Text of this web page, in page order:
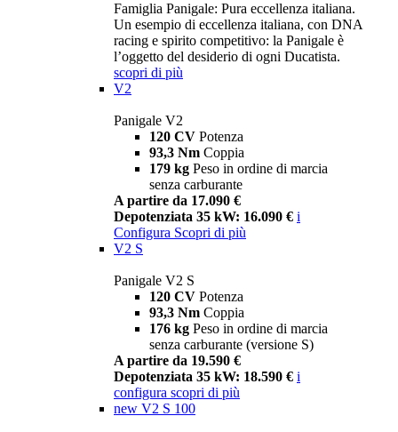
Famiglia Panigale: Pura eccellenza italiana.
Un esempio di eccellenza italiana, con DNA
racing e spirito competitivo: la Panigale è
l’oggetto del desiderio di ogni Ducatista.
scopri di più
V2
Panigale V2
120 CV Potenza
93,3 Nm Coppia
179 kg Peso in ordine di marcia
senza carburante
A partire da 17.090 €
Depotenziata 35 kW: 16.090 € i
Configura Scopri di più
V2 S
Panigale V2 S
120 CV Potenza
93,3 Nm Coppia
176 kg Peso in ordine di marcia
senza carburante (versione S)
A partire da 19.590 €
Depotenziata 35 kW: 18.590 € i
configura scopri di più
new V2 S 100